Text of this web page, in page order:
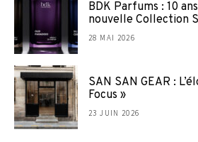
BDK Parfums : 10
nouvelle Collection
28 MAI 2026
SAN SAN GEAR :
Focus »
23 JUIN 2026